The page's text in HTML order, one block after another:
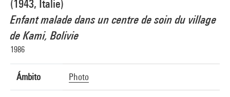
(1943, Italie)
Enfant malade dans un centre de soin du village
de Kami, Bolivie
1986
Ámbito Photo
Referencia de la imagen : 4N60293